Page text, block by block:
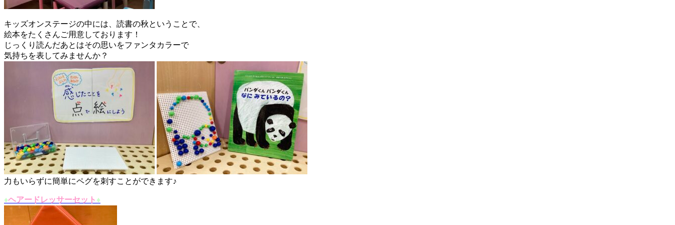
キッズオンステージの中には、読書の秋ということで、
絵本をたくさんご用意しております！
じっくり読んだあとはその思いをファンタカラーで
気持ちを表してみませんか？
力もいらずに簡単にペグを刺すことができます♪
♦︎ヘアードレッサーセット ♦︎